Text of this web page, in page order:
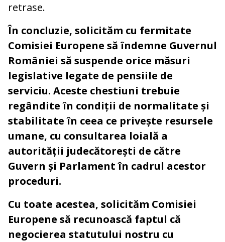
retrase.
În concluzie, solicităm cu fermitate
Comisiei Europene să îndemne Guvernul
României să suspende orice măsuri
legislative legate de pensiile de
serviciu. Aceste chestiuni trebuie
regândite în condiții de normalitate și
stabilitate în ceea ce privește resursele
umane, cu consultarea loială a
autorității judecătorești de către
Guvern și Parlament în cadrul acestor
proceduri.
Cu toate acestea, solicităm Comisiei
Europene să recunoască faptul că
negocierea statutului nostru cu